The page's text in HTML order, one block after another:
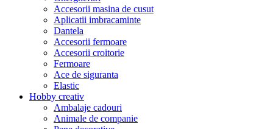
Accesorii masina de cusut
Aplicatii imbracaminte
Dantela
Accesorii fermoare
Accesorii croitorie
Fermoare
Ace de siguranta
Elastic
Hobby creativ
Ambalaje cadouri
Animale de companie